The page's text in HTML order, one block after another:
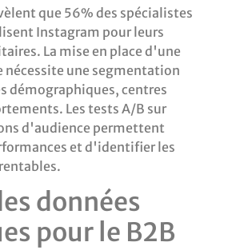
que 56% des spécialistes
Instagram pour leurs
La mise en place d'une
nécessite une segmentation
démographiques, centres
Les tests A/B sur
d'audience permettent
et d'identifier les
données
pour le B2B